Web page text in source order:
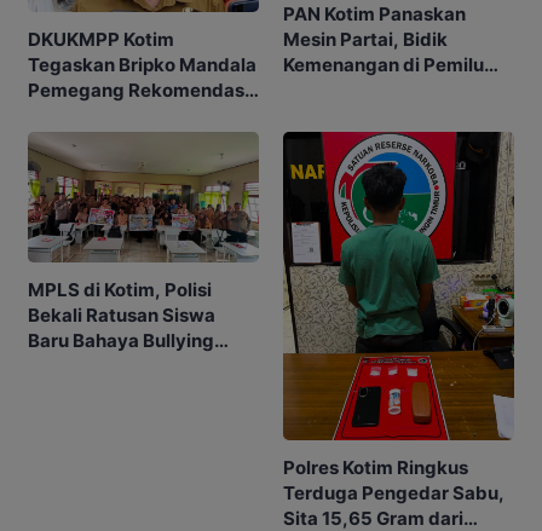
DKUKMPP Kotim
Tegaskan Bripko Mandala
Pemegang Rekomendasi
PAN Kotim Panaskan
Mesin Partai, Bidik
Kemenangan di Pemilu
MPLS di Kotim, Polisi
Bekali Ratusan Siswa
Baru Bahaya Bullying
Polres Kotim Ringkus
Terduga Pengedar Sabu,
Sita 15,65 Gram dari